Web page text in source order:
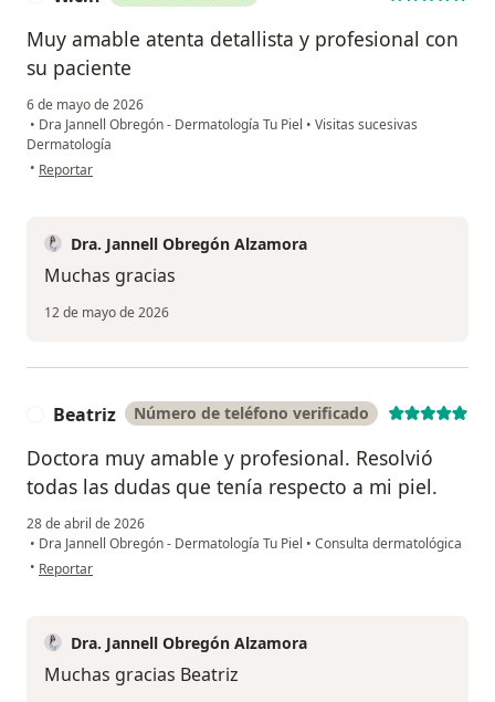
Muy amable atenta detallista y profesional con
su paciente
6 de mayo de 2026
• Dra Jannell Obregón - Dermatología Tu Piel • Visitas sucesivas
Dermatología
• en opinión del usuario W.c.n
Reportar
Dra. Jannell Obregón Alzamora
Muchas gracias
12 de mayo de 2026
Beatriz Número de teléfono verificado
Doctora muy amable y profesional. Resolvió
todas las dudas que tenía respecto a mi piel.
28 de abril de 2026
• Dra Jannell Obregón - Dermatología Tu Piel • Consulta dermatológica
• en opinión del usuario Beatriz
Reportar
Dra. Jannell Obregón Alzamora
Muchas gracias Beatriz